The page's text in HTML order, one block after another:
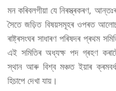
মন কৰিবলগীয়া যে নিৰস্ত্ৰকৰণ,
সৈতে জড়িত বিষয়সমূহৰ ওপৰত
ৰাষ্ট্ৰসংঘৰ সাধাৰণ পৰিষদৰ প্ৰথম
এই সমিতিৰ অধ্যক্ষ পদ গ্ৰহণ
স্থান আৰু বিশ্ব মঞ্চত ইয়াৰ
হিচাপে দেখা যায়।